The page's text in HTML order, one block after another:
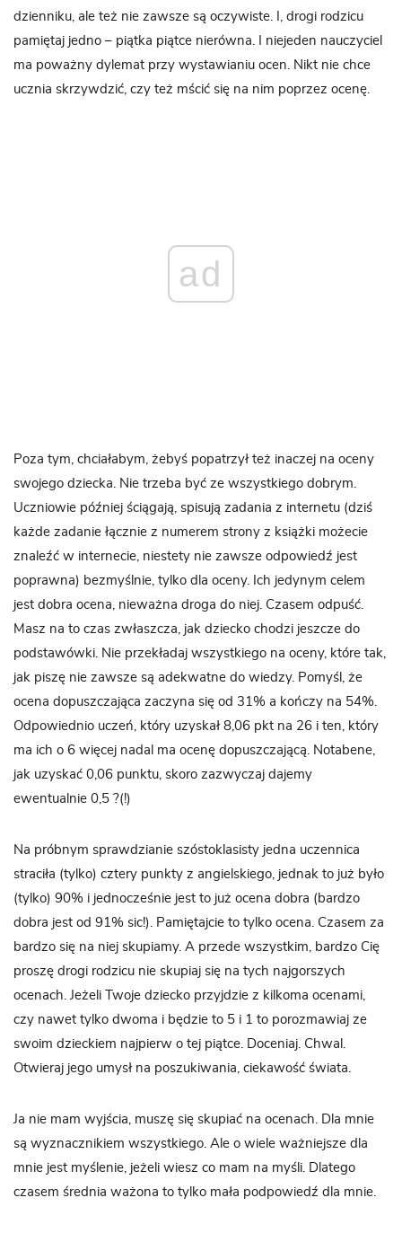
dzienniku, ale też nie zawsze są oczywiste. I, drogi rodzicu
pamiętaj jedno – piątka piątce nierówna. I niejeden nauczyciel
ma poważny dylemat przy wystawianiu ocen. Nikt nie chce
ucznia skrzywdzić, czy też mścić się na nim poprzez ocenę.
ad
Poza tym, chciałabym, żebyś popatrzył też inaczej na oceny
swojego dziecka. Nie trzeba być ze wszystkiego dobrym.
Uczniowie później ściągają, spisują zadania z internetu (dziś
każde zadanie łącznie z numerem strony z książki możecie
znaleźć w internecie, niestety nie zawsze odpowiedź jest
poprawna) bezmyślnie, tylko dla oceny. Ich jedynym celem
jest dobra ocena, nieważna droga do niej. Czasem odpuść.
Masz na to czas zwłaszcza, jak dziecko chodzi jeszcze do
podstawówki. Nie przekładaj wszystkiego na oceny, które tak,
jak piszę nie zawsze są adekwatne do wiedzy. Pomyśl, że
ocena dopuszczająca zaczyna się od 31% a kończy na 54%.
Odpowiednio uczeń, który uzyskał 8,06 pkt na 26 i ten, który
ma ich o 6 więcej nadal ma ocenę dopuszczającą. Notabene,
jak uzyskać 0,06 punktu, skoro zazwyczaj dajemy
ewentualnie 0,5 ?(!)
Na próbnym sprawdzianie szóstoklasisty jedna uczennica
straciła (tylko) cztery punkty z angielskiego, jednak to już było
(tylko) 90% i jednocześnie jest to już ocena dobra (bardzo
dobra jest od 91% sic!). Pamiętajcie to tylko ocena. Czasem za
bardzo się na niej skupiamy. A przede wszystkim, bardzo Cię
proszę drogi rodzicu nie skupiaj się na tych najgorszych
ocenach. Jeżeli Twoje dziecko przyjdzie z kilkoma ocenami,
czy nawet tylko dwoma i będzie to 5 i 1 to porozmawiaj ze
swoim dzieckiem najpierw o tej piątce. Doceniaj. Chwal.
Otwieraj jego umysł na poszukiwania, ciekawość świata.
Ja nie mam wyjścia, muszę się skupiać na ocenach. Dla mnie
są wyznacznikiem wszystkiego. Ale o wiele ważniejsze dla
mnie jest myślenie, jeżeli wiesz co mam na myśli. Dlatego
czasem średnia ważona to tylko mała podpowiedź dla mnie.